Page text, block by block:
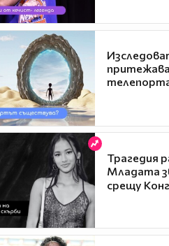
Трагедия
Младата
срещу